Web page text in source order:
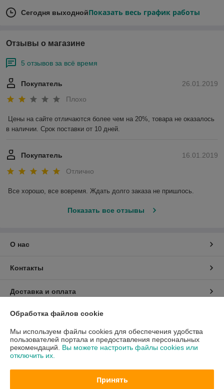
Сегодня выходнойПоказать весь график работы
Отзывы о магазине
5 отзывов за всё время
26.01.2019
Покупатель
Плохо
Цены на сайте отличаются более чем на 20%, товара не оказалось
в наличии. Срок поставки от 10 дней.
16.01.2019
Покупатель
Отлично
Все хорошо, все вовремя. Ждать долго заказа не пришлось.
Показать все отзывы
О нас
Контакты
Доставка и оплата
График работы
Полная версия сайта
Сайт создан на платформе Deal.by
Обработка файлов cookie
Мы используем файлы cookies для обеспечения удобства
пользователей портала и предоставления персональных
рекомендаций. Вы можете настроить файлы cookies или
отключить их.
Принять